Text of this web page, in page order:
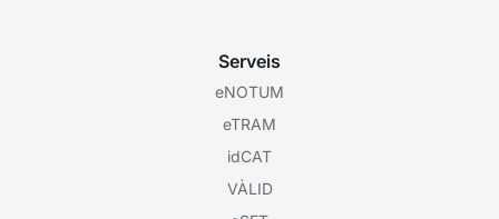
Serveis
eNOTUM
eTRAM
idCAT
VÀLID